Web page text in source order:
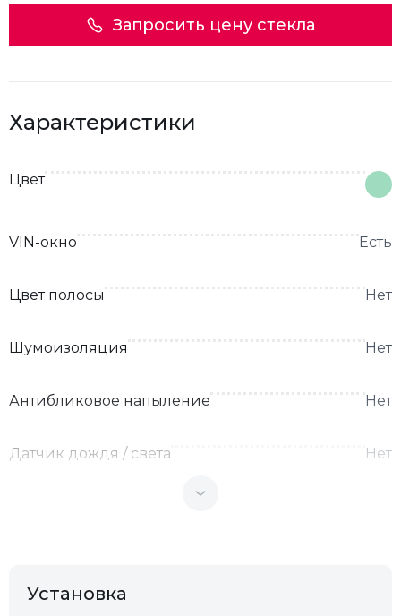
Запросить цену стекла
Характеристики
Цвет
VIN-окно Есть
Цвет полосы Нет
Шумоизоляция Нет
Антибликовое напыление Нет
Датчик дождя / света Нет
Установка